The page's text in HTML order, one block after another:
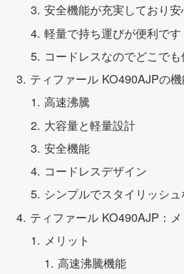
安全機能が充実しており
軽量で持ち運びが便利です
コードレスなのでどこで
ティファール KO490AJPの
高速沸騰
大容量と軽量設計
安全機能
コードレスデザイン
シンプルでスタイリッシ
ティファール KO490AJP：
メリット
高速沸騰機能